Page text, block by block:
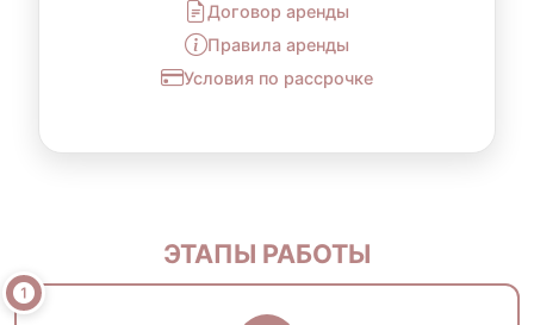
Договор аренды
Правила аренды
Условия по рассрочке
ЭТАПЫ РАБОТЫ